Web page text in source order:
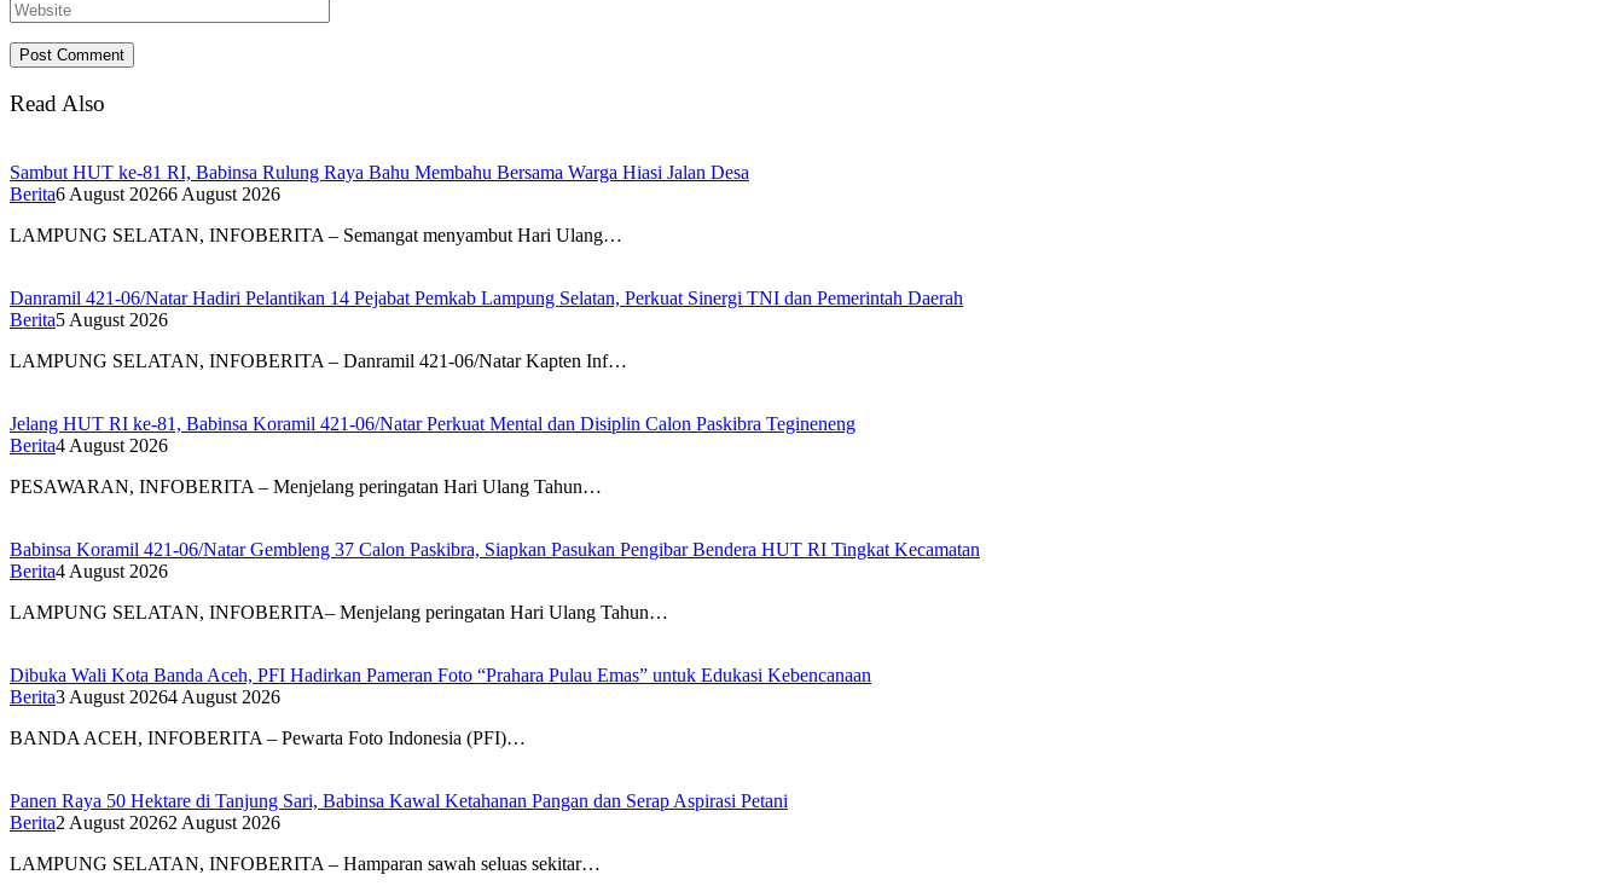
Read Also
Sambut HUT ke-81 RI, Babinsa Rulung Raya Bahu Membahu Bersama Warga Hiasi Jalan Desa
Berita6 August 20266 August 2026
LAMPUNG SELATAN, INFOBERITA – Semangat menyambut Hari Ulang…
Danramil 421-06/Natar Hadiri Pelantikan 14 Pejabat Pemkab Lampung Selatan, Perkuat Sinergi TNI dan Pemerintah Daerah
Berita5 August 2026
LAMPUNG SELATAN, INFOBERITA – Danramil 421-06/Natar Kapten Inf…
Jelang HUT RI ke-81, Babinsa Koramil 421-06/Natar Perkuat Mental dan Disiplin Calon Paskibra Tegineneng
Berita4 August 2026
PESAWARAN, INFOBERITA – Menjelang peringatan Hari Ulang Tahun…
Babinsa Koramil 421-06/Natar Gembleng 37 Calon Paskibra, Siapkan Pasukan Pengibar Bendera HUT RI Tingkat Kecamatan
Berita4 August 2026
LAMPUNG SELATAN, INFOBERITA– Menjelang peringatan Hari Ulang Tahun…
Dibuka Wali Kota Banda Aceh, PFI Hadirkan Pameran Foto “Prahara Pulau Emas” untuk Edukasi Kebencanaan
Berita3 August 20264 August 2026
BANDA ACEH, INFOBERITA – Pewarta Foto Indonesia (PFI)…
Panen Raya 50 Hektare di Tanjung Sari, Babinsa Kawal Ketahanan Pangan dan Serap Aspirasi Petani
Berita2 August 20262 August 2026
LAMPUNG SELATAN, INFOBERITA – Hamparan sawah seluas sekitar…